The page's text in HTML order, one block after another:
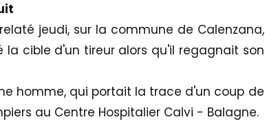
jeudi, sur la commune de Calenzana,
cible d'un tireur alors qu'il regagnait son
homme, qui portait la trace d'un coup de
au Centre Hospitalier Calvi - Balagne.